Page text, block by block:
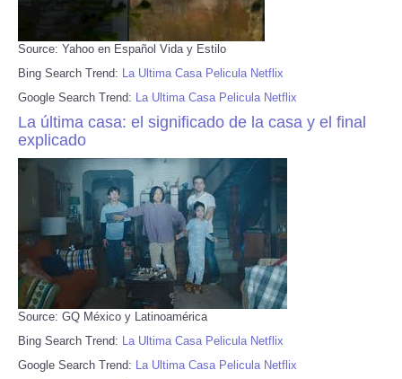
Source: Yahoo en Español Vida y Estilo
Bing Search Trend: La Ultima Casa Pelicula Netflix
Google Search Trend: La Ultima Casa Pelicula Netflix
La última casa: el significado de la casa y el final
explicado
Source: GQ México y Latinoamérica
Bing Search Trend: La Ultima Casa Pelicula Netflix
Google Search Trend: La Ultima Casa Pelicula Netflix